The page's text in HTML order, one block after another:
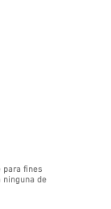
para fines
ninguna de